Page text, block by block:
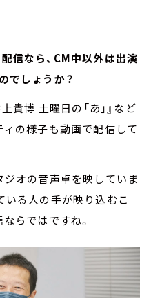
なら、CM中以外は出演
でしょうか？
貴博 土曜日の「あ」』など
ィの様子も動画で配信して
ジオの音声卓を映していま
いる人の手が映り込むこ
らではですね。